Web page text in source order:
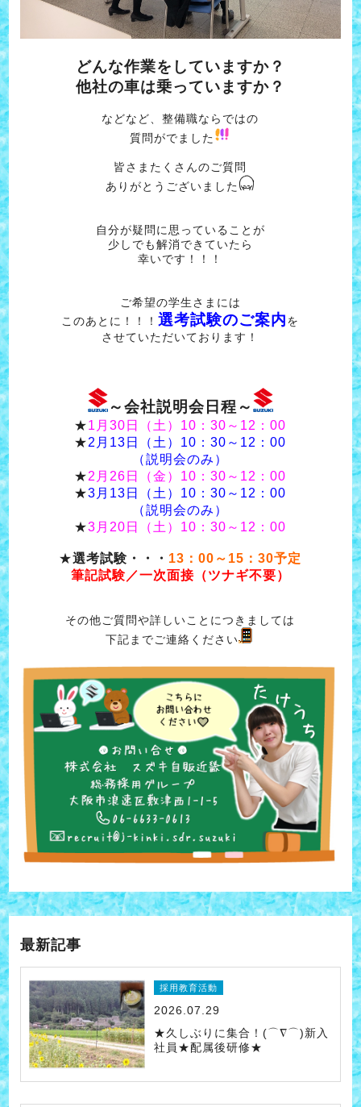
どんな作業をしていますか？
他社の車は乗っていますか？
などなど、整備職ならではの
質問がでました
皆さまたくさんのご質問
ありがとうございました
自分が疑問に思っていることが
少しでも解消できていたら
幸いです！！！
ご希望の学生さまには
このあとに！！！選考試験のご案内を
させていただいております！
～会社説明会日程～
★1月30日（土）10：30～12：00
★2月13日（土）10：30～12：00
（説明会のみ）
★2月26日（金）10：30～12：00
★3月13日（土）10：30～12：00
（説明会のみ）
★3月20日（土）10：30～12：00
★選考試験・・・ 13：00～15：30予定
筆記試験／一次面接（ツナギ不要）
その他ご質問や詳しいことにつきましては
下記までご連絡ください
最新記事
採用教育活動
2026.07.29
★久しぶりに集合！(⌒∇⌒)新入
社員★配属後研修★